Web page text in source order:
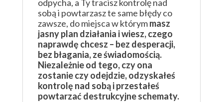
odpycha, a Ty tracisz kontrolę nad
sobą i powtarzasz te same błędy co
zawsze, do miejsca w którymmasz
jasny plan działania i wiesz, czego
naprawdę chcesz – bez desperacji,
bez błagania, ze świadomością.
Niezależnie od tego, czy ona
zostanie czy odejdzie, odzyskałeś
kontrolę nad sobą i przestałeś
powtarzać destrukcyjne schematy.